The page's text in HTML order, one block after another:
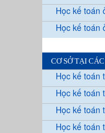
Học kế toán
Học kế toán
CƠ SỞ TẠI
Học kế toán
Học kế toán
Học kế toán
Học kế toán